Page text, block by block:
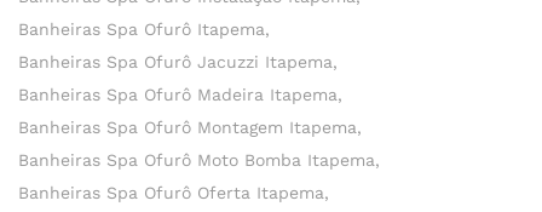
Banheiras Spa Ofurô Itapema
Banheiras Spa Ofurô Jacuzzi Itapema
Banheiras Spa Ofurô Madeira Itapema
Banheiras Spa Ofurô Montagem Itapema
Banheiras Spa Ofurô Moto Bomba Itapema
Banheiras Spa Ofurô Oferta Itapema